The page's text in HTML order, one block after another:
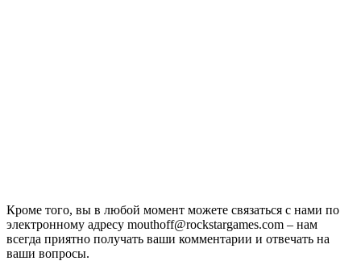
Кроме того, вы в любой момент можете связаться с нами по
электронному адресу mouthoff@rockstargames.com – нам
всегда приятно получать ваши комментарии и отвечать на
ваши вопросы.